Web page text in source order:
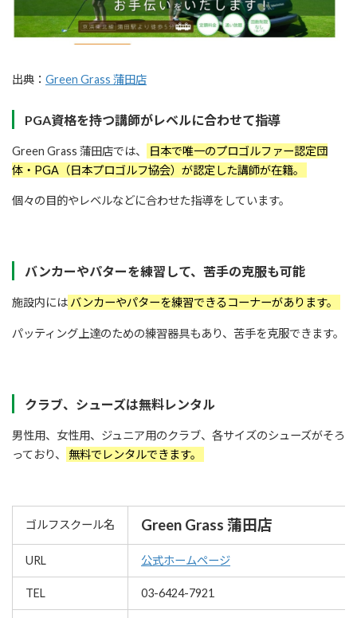
出典： Green Grass 蒲田店
PGA資格を持つ講師がレベルに合わせて指導
Green Grass 蒲田店では、
日本で唯一のプロゴルファー認定団
体・PGA（日本プロゴルフ協会）が認定した講師が在籍。
個々の目的やレベルなどに合わせた指導をしています。
バンカーやパターを練習して、苦手の克服も可能
施設内には バンカーやパターを練習できるコーナーがあります。
パッティング上達のための練習器具もあり、苦手を克服できます。
クラブ、シューズは無料レンタル
男性用、女性用、ジュニア用のクラブ、各サイズのシューズがそろ
っており、
無料でレンタルできます。
ゴルフスクール名 Green Grass 蒲田店
URL 公式ホームページ
TEL 03-6424-7921